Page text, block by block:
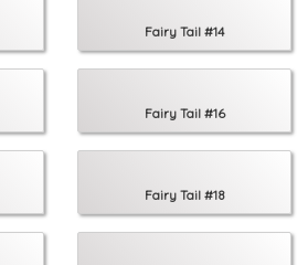
Fairy Tail #14
Fairy Tail #16
Fairy Tail #18